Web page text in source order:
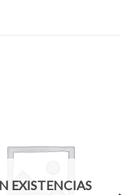
EXISTENCIAS